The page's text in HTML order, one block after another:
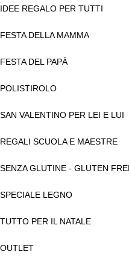
IDEE REGALO PER TUTTI
FESTA DELLA MAMMA
FESTA DEL PAPÀ
POLISTIROLO
SAN VALENTINO PER LEI E LUI
REGALI SCUOLA E MAESTRE
SENZA GLUTINE - GLUTEN
SPECIALE LEGNO
TUTTO PER IL NATALE
OUTLET